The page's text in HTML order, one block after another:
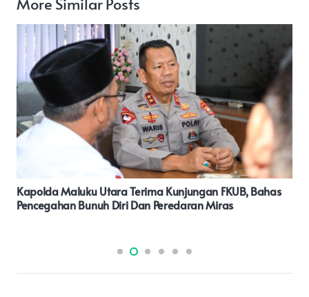
Sudewo Caleg DPR RI Dari Partai Gerindra Akhirnya
Terpilih Kembali Dan Ucap Terimakasih Pada